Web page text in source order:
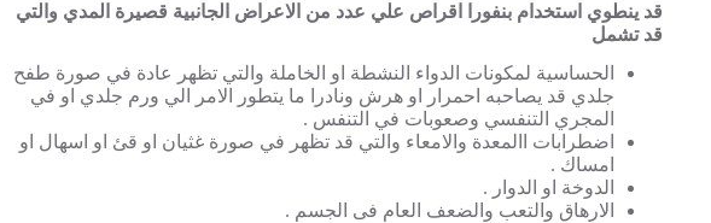
قد ينطوي استخدام بنفورا اقراص علي عدد من الاعراض الجانبية قصيرة المدي والتي
قد تشمل
الحساسية لمكونات الدواء النشطة او الخاملة والتي تظهر عادة في صورة طفح
جلدي قد يصاحبه احمرار او هرش ونادرا ما يتطور الامر الي ورم جلدي او في
المجري التنفسي وصعوبات في التنفس .
اضطرابات االمعدة والامعاء والتي قد تظهر في صورة غثيان او قئ او اسهال او
امساك .
الدوخة او الدوار .
الارهاق والتعب والضعف العام فى الجسم .